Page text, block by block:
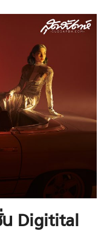
Digitital